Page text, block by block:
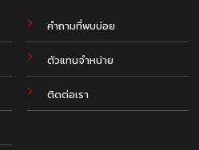
คำถามที่พบบ่อย
ตัวแทนจำหน่าย
ติดต่อเรา